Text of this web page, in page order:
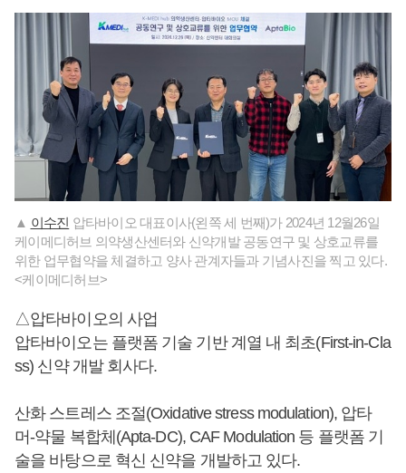
▲ 이수진 압타바이오 대표이사(왼쪽 세 번째)가 2024년 12월26일
케이메디허브 의약생산센터와 신약개발 공동연구 및 상호교류를
위한 업무협약을 체결하고 양사 관계자들과 기념사진을 찍고 있다.
<케이메디허브>
△압타바이오의 사업
압타바이오는 플랫폼 기술 기반 계열 내 최초(First-in-Cla
ss) 신약 개발 회사다.
산화 스트레스 조절(Oxidative stress modulation), 압타
머-약물 복합체(Apta-DC), CAF Modulation 등 플랫폼 기
술을 바탕으로 혁신 신약을 개발하고 있다.